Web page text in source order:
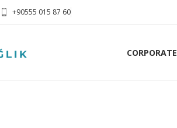
+90555 015 87 60
CORPORATE